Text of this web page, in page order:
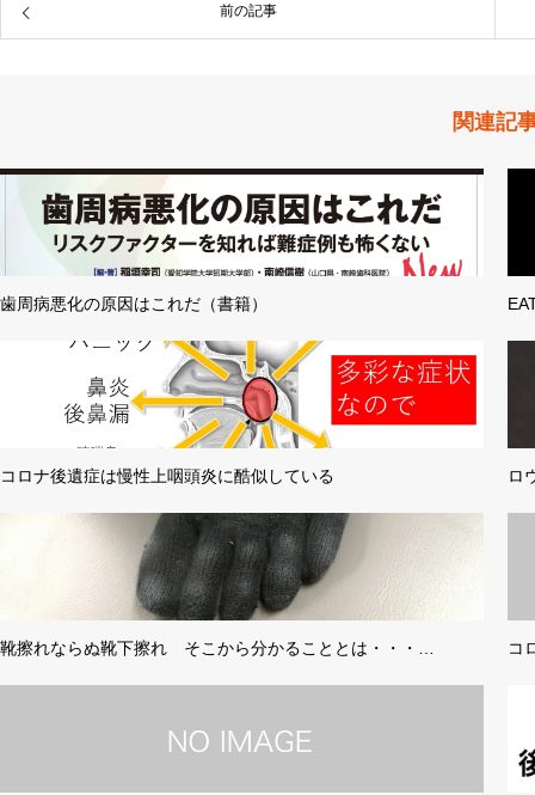
前の記事
関連記
歯周病悪化の原因はこれだ（書籍）
コロナ後遺症は慢性上咽頭炎に酷似している ロ
靴擦れならぬ靴下擦れ そこから分かることとは・・・… コ